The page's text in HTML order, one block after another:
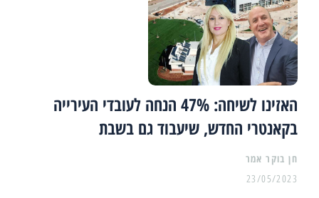
האזינו לשיחה: 47% הנחה לעובדי העירייה
בקאנטרי החדש, שיעבוד גם בשבת
23/05/2023